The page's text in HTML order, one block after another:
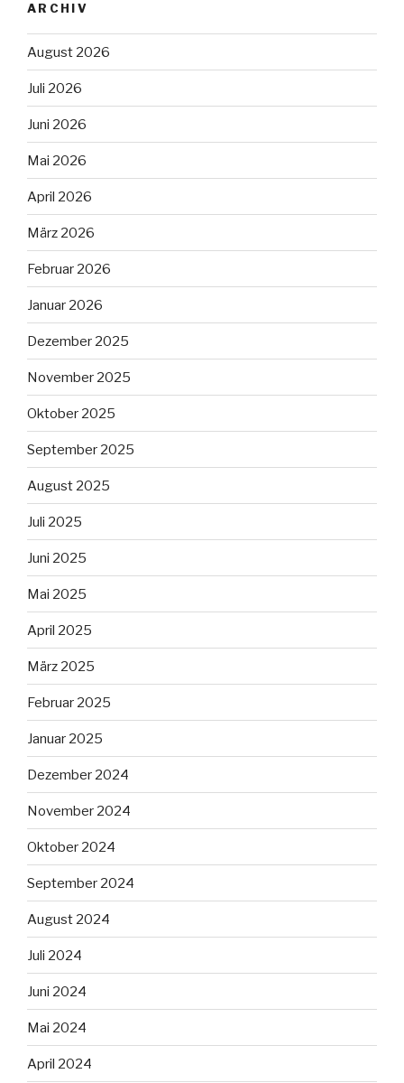
ARCHIV
August 2026
Juli 2026
Juni 2026
Mai 2026
April 2026
März 2026
Februar 2026
Januar 2026
Dezember 2025
November 2025
Oktober 2025
September 2025
August 2025
Juli 2025
Juni 2025
Mai 2025
April 2025
März 2025
Februar 2025
Januar 2025
Dezember 2024
November 2024
Oktober 2024
September 2024
August 2024
Juli 2024
Juni 2024
Mai 2024
April 2024